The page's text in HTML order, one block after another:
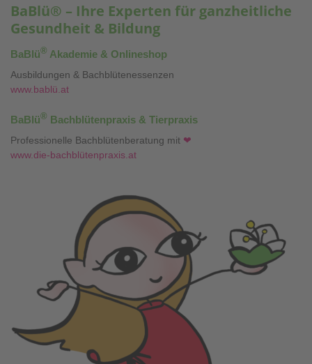
BaBlü® – Ihre Experten für ganzheitliche
Gesundheit & Bildung
BaBlü® Akademie & Onlineshop
Ausbildungen & Bachblütenessenzen
www.bablü.at
BaBlü® Bachblütenpraxis & Tierpraxis
Professionelle Bachblütenberatung mit ❤
www.die-bachblütenpraxis.at